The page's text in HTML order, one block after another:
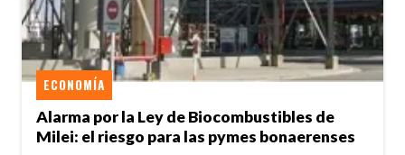
Alarma por la Ley de Biocombustibles de
Milei: el riesgo para las pymes bonaerenses
ECONOMÍA